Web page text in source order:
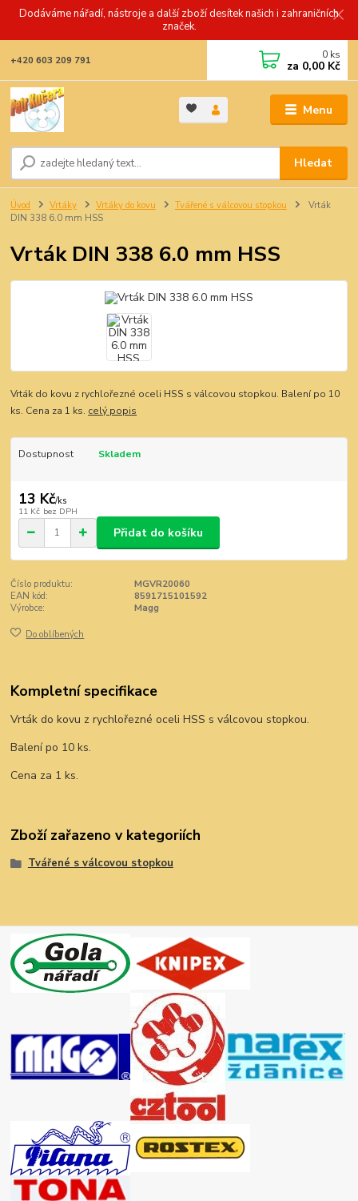
Dodáváme nářadí, nástroje a další zboží desítek našich i zahraničních
značek.
Menu
Hledat
+420 603 209 791 0 ks
za 0,00 Kč
Úvod Vrtáky Vrtáky do kovu Tvářené s válcovou stopkou
Vrták
DIN 338 6.0 mm HSS
Vrták DIN 338 6.0 mm HSS
Vrták do kovu z rychlořezné oceli HSS s válcovou stopkou. Balení po 10
ks. Cena za 1 ks. celý popis
Dostupnost Skladem
13 Kč/ks
11 Kč bez DPH
Přidat do košíku
Číslo produktu:
MGVR20060
EAN kód:
8591715101592
Výrobce:
Magg
Do oblíbených
Kompletní specifikace
Vrták do kovu z rychlořezné oceli HSS s válcovou stopkou.
Balení po 10 ks.
Cena za 1 ks.
Zboží zařazeno v kategoriích
Tvářené s válcovou stopkou